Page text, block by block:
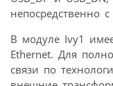
непосредственно
В модуле Ivy1
Ethernet. Для
связи по